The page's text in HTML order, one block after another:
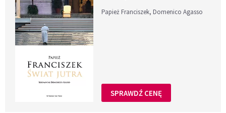
Papież Franciszek, Domenico Agasso
SPRAWDŹ CENĘ